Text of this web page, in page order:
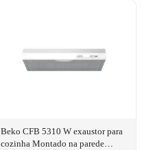
Beko CFB 5310 W exaustor para
cozinha Montado na parede